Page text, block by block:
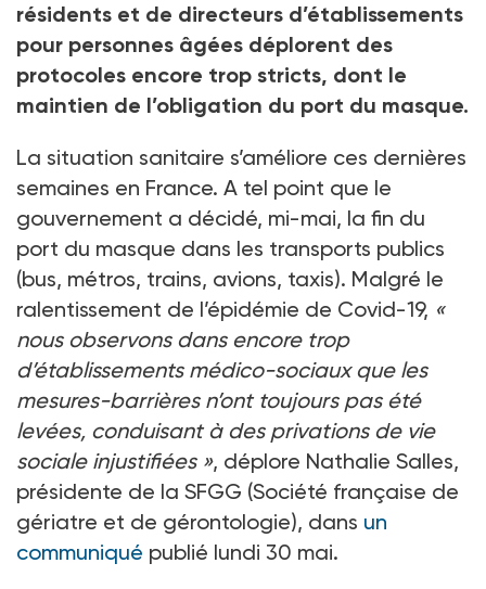
résidents et de directeurs d’établissements
pour personnes âgées déplorent des
protocoles encore trop stricts, dont le
maintien de l’obligation du port du masque.
La situation sanitaire s’améliore ces dernières
semaines en France. A tel point que le
gouvernement a décidé, mi-mai, la fin du
port du masque dans les transports publics
(bus, métros, trains, avions, taxis). Malgré le
ralentissement de l’épidémie de Covid-19, «
nous observons dans encore trop
d’établissements médico-sociaux que les
mesures-barrières n’ont toujours pas été
levées, conduisant à des privations de vie
sociale injustifiées », déplore Nathalie Salles,
présidente de la SFGG (Société française de
gériatre et de gérontologie), dans un
communiqué publié lundi 30 mai.